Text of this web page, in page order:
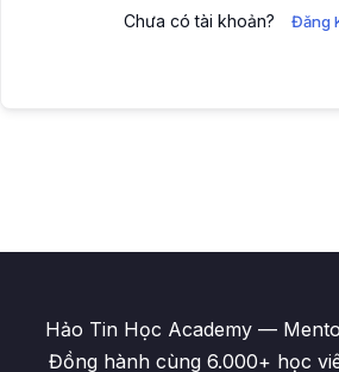
Chưa có tài khoản? Đăng
Hảo Tin Học Academy —
Đồng hành cùng 6.000+ học